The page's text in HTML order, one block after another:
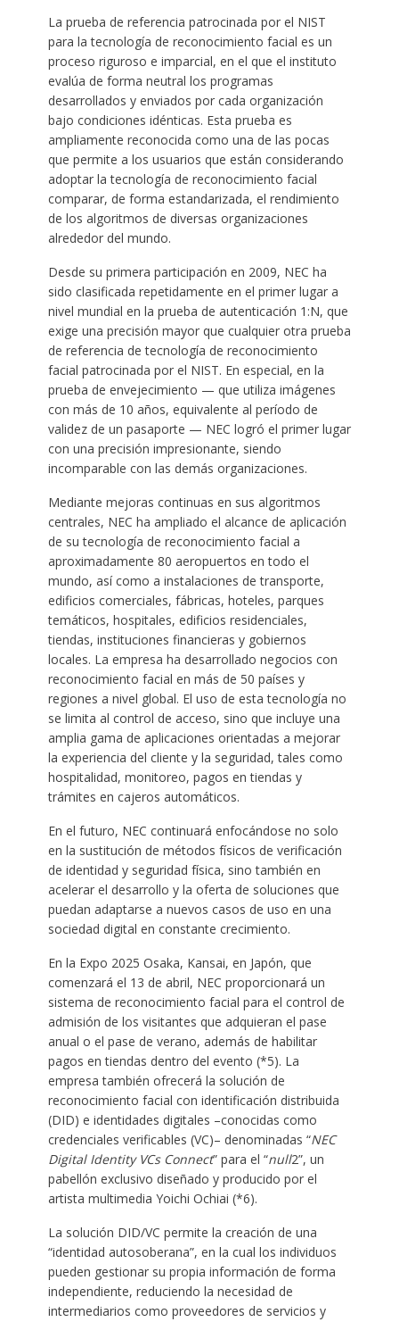
La prueba de referencia patrocinada por el NIST
para la tecnología de reconocimiento facial es un
proceso riguroso e imparcial, en el que el instituto
evalúa de forma neutral los programas
desarrollados y enviados por cada organización
bajo condiciones idénticas. Esta prueba es
ampliamente reconocida como una de las pocas
que permite a los usuarios que están considerando
adoptar la tecnología de reconocimiento facial
comparar, de forma estandarizada, el rendimiento
de los algoritmos de diversas organizaciones
alrededor del mundo.
Desde su primera participación en 2009, NEC ha
sido clasificada repetidamente en el primer lugar a
nivel mundial en la prueba de autenticación 1:N, que
exige una precisión mayor que cualquier otra prueba
de referencia de tecnología de reconocimiento
facial patrocinada por el NIST. En especial, en la
prueba de envejecimiento — que utiliza imágenes
con más de 10 años, equivalente al período de
validez de un pasaporte — NEC logró el primer lugar
con una precisión impresionante, siendo
incomparable con las demás organizaciones.
Mediante mejoras continuas en sus algoritmos
centrales, NEC ha ampliado el alcance de aplicación
de su tecnología de reconocimiento facial a
aproximadamente 80 aeropuertos en todo el
mundo, así como a instalaciones de transporte,
edificios comerciales, fábricas, hoteles, parques
temáticos, hospitales, edificios residenciales,
tiendas, instituciones financieras y gobiernos
locales. La empresa ha desarrollado negocios con
reconocimiento facial en más de 50 países y
regiones a nivel global. El uso de esta tecnología no
se limita al control de acceso, sino que incluye una
amplia gama de aplicaciones orientadas a mejorar
la experiencia del cliente y la seguridad, tales como
hospitalidad, monitoreo, pagos en tiendas y
trámites en cajeros automáticos.
En el futuro, NEC continuará enfocándose no solo
en la sustitución de métodos físicos de verificación
de identidad y seguridad física, sino también en
acelerar el desarrollo y la oferta de soluciones que
puedan adaptarse a nuevos casos de uso en una
sociedad digital en constante crecimiento.
En la Expo 2025 Osaka, Kansai, en Japón, que
comenzará el 13 de abril, NEC proporcionará un
sistema de reconocimiento facial para el control de
admisión de los visitantes que adquieran el pase
anual o el pase de verano, además de habilitar
pagos en tiendas dentro del evento (*5). La
empresa también ofrecerá la solución de
reconocimiento facial con identificación distribuida
(DID) e identidades digitales –conocidas como
credenciales verificables (VC)– denominadas “NEC
Digital Identity VCs Connect” para el “null2”, un
pabellón exclusivo diseñado y producido por el
artista multimedia Yoichi Ochiai (*6).
La solución DID/VC permite la creación de una
“identidad autosoberana”, en la cual los individuos
pueden gestionar su propia información de forma
independiente, reduciendo la necesidad de
intermediarios como proveedores de servicios y